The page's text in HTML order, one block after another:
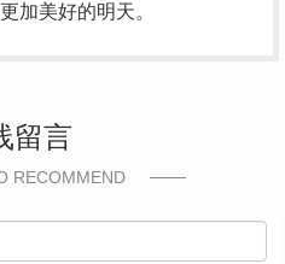
加美好的明天。
留言
RECOMMEND